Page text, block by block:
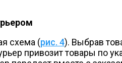
схема (рис. 4). Выбрав
привозит товары по